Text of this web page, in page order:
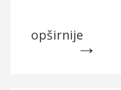
opširnije